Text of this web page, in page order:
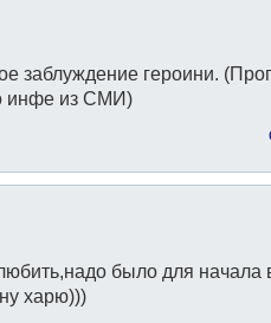
заблуждение героини.
инфе из СМИ)
было для начала
харю)))